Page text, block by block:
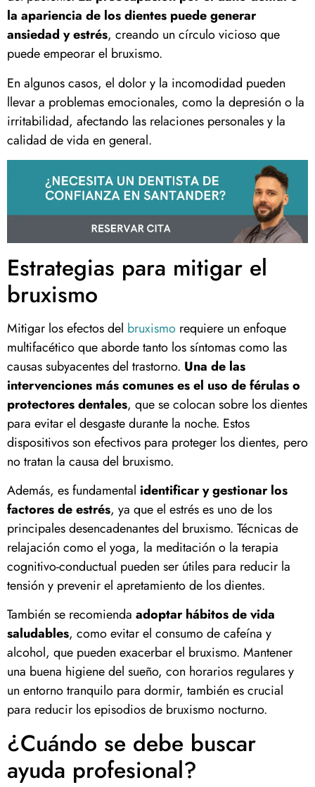
la apariencia de los dientes puede generar
ansiedad y estrés, creando un círculo vicioso que
puede empeorar el bruxismo.
En algunos casos, el dolor y la incomodidad pueden
llevar a problemas emocionales, como la depresión o la
irritabilidad, afectando las relaciones personales y la
calidad de vida en general.
Estrategias para mitigar el
bruxismo
Mitigar los efectos del bruxismo requiere un enfoque
multifacético que aborde tanto los síntomas como las
causas subyacentes del trastorno. Una de las
intervenciones más comunes es el uso de férulas o
protectores dentales, que se colocan sobre los dientes
para evitar el desgaste durante la noche. Estos
dispositivos son efectivos para proteger los dientes, pero
no tratan la causa del bruxismo.
Además, es fundamental identificar y gestionar los
factores de estrés, ya que el estrés es uno de los
principales desencadenantes del bruxismo. Técnicas de
relajación como el yoga, la meditación o la terapia
cognitivo-conductual pueden ser útiles para reducir la
tensión y prevenir el apretamiento de los dientes.
También se recomienda adoptar hábitos de vida
saludables, como evitar el consumo de cafeína y
alcohol, que pueden exacerbar el bruxismo. Mantener
una buena higiene del sueño, con horarios regulares y
un entorno tranquilo para dormir, también es crucial
para reducir los episodios de bruxismo nocturno.
¿Cuándo se debe buscar
ayuda profesional?